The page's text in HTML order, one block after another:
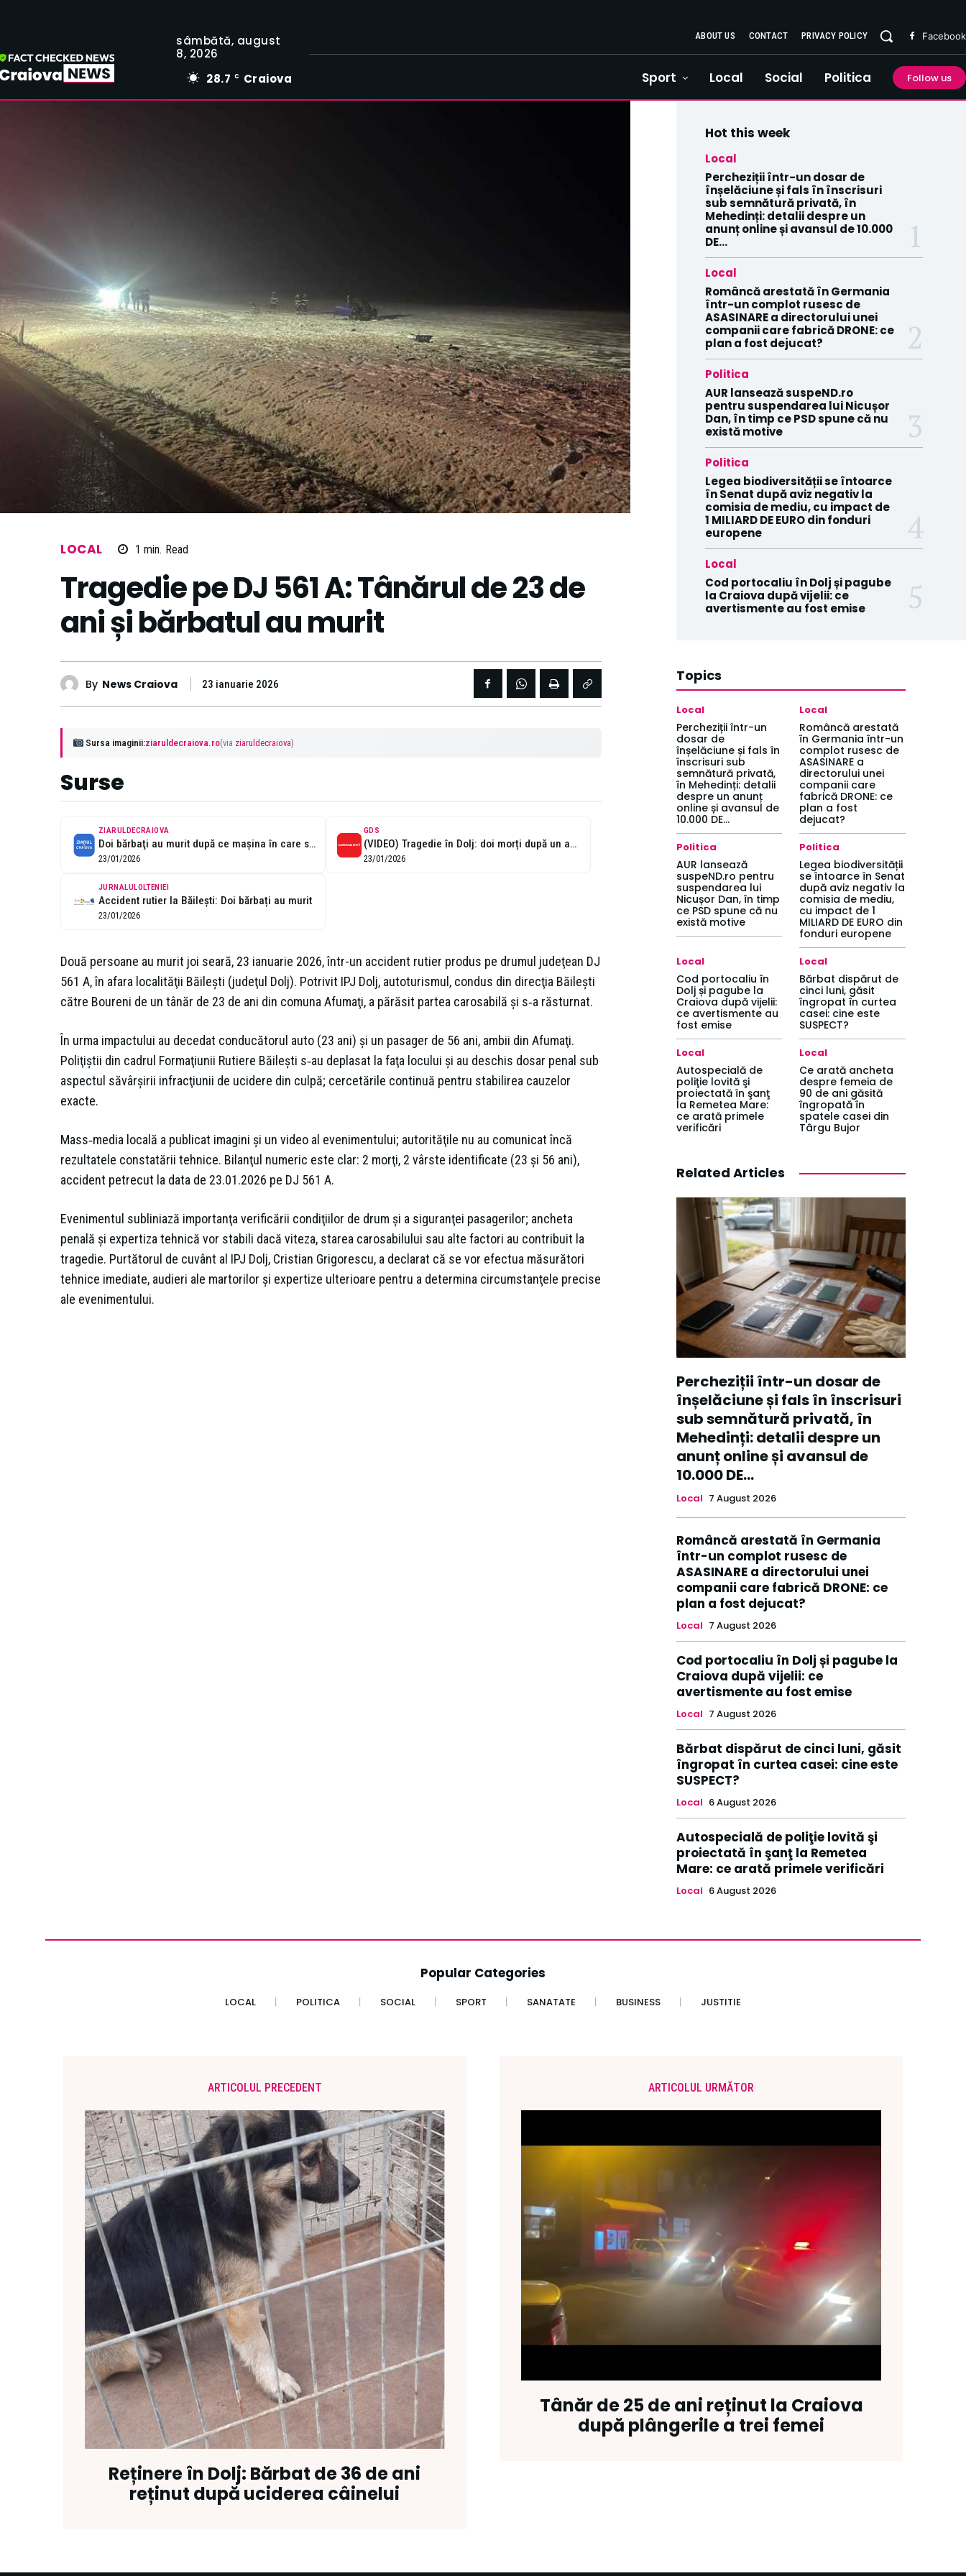
sâmbătă, august
8, 2026
28.7 C Craiova
ABOUT US CONTACT PRIVACY POLICY Facebook
Sport Local Social Politica Follow us
LOCAL 1 min. Read
Tragedie pe DJ 561 A: Tânărul de 23 de
ani și bărbatul au murit
By News Craiova 23 ianuarie 2026
Sursa imaginii:ziaruldecraiova.ro(via ziaruldecraiova)
Surse
ZIARULDECRAIOVA
Doi bărbaţi au murit după ce maşina în care se aflau s-a...
23/01/2026
GDS
(VIDEO) Tragedie în Dolj: doi morți după un accident rutier pe DJ...
23/01/2026
JURNALULOLTENIEI
Accident rutier la Băilești: Doi bărbați au murit
23/01/2026
Două persoane au murit joi seară, 23 ianuarie 2026, într-un accident rutier produs pe drumul judeţean DJ
561 A, în afara localităţii Băileşti (judeţul Dolj). Potrivit IPJ Dolj, autoturismul, condus din direcţia Băileşti
către Boureni de un tânăr de 23 de ani din comuna Afumaţi, a părăsit partea carosabilă şi s‑a răsturnat.
În urma impactului au decedat conducătorul auto (23 ani) şi un pasager de 56 ani, ambii din Afumaţi.
Poliţiştii din cadrul Formaţiunii Rutiere Băileşti s‑au deplasat la faţa locului şi au deschis dosar penal sub
aspectul săvârşirii infracţiunii de ucidere din culpă; cercetările continuă pentru stabilirea cauzelor
exacte.
Mass‑media locală a publicat imagini şi un video al evenimentului; autorităţile nu au comunicat încă
rezultatele constatării tehnice. Bilanţul numeric este clar: 2 morţi, 2 vârste identificate (23 şi 56 ani),
accident petrecut la data de 23.01.2026 pe DJ 561 A.
Evenimentul subliniază importanţa verificării condiţiilor de drum şi a siguranţei pasagerilor; ancheta
penală şi expertiza tehnică vor stabili dacă viteza, starea carosabilului sau alte factori au contribuit la
tragedie. Purtătorul de cuvânt al IPJ Dolj, Cristian Grigorescu, a declarat că se vor efectua măsurători
tehnice imediate, audieri ale martorilor şi expertize ulterioare pentru a determina circumstanţele precise
ale evenimentului.
Hot this week
Local
Percheziții într-un dosar de
înșelăciune și fals în înscrisuri
sub semnătură privată, în
Mehedinți: detalii despre un
anunț online și avansul de 10.000
DE...
Local
Româncă arestată în Germania
într-un complot rusesc de
ASASINARE a directorului unei
companii care fabrică DRONE: ce
plan a fost dejucat?
Politica
AUR lansează suspeND.ro
pentru suspendarea lui Nicușor
Dan, în timp ce PSD spune că nu
există motive
Politica
Legea biodiversității se întoarce
în Senat după aviz negativ la
comisia de mediu, cu impact de
1 MILIARD DE EURO din fonduri
europene
Local
Cod portocaliu în Dolj și pagube
la Craiova după vijelii: ce
avertismente au fost emise
Topics
Local
Percheziții într-un
dosar de
înșelăciune și fals în
înscrisuri sub
semnătură privată,
în Mehedinți: detalii
despre un anunț
online și avansul de
10.000 DE...
Local
Româncă arestată
în Germania într-un
complot rusesc de
ASASINARE a
directorului unei
companii care
fabrică DRONE: ce
plan a fost
dejucat?
Politica
AUR lansează
suspeND.ro pentru
suspendarea lui
Nicușor Dan, în timp
ce PSD spune că nu
există motive
Politica
Legea biodiversității
se întoarce în Senat
după aviz negativ la
comisia de mediu,
cu impact de 1
MILIARD DE EURO din
fonduri europene
Local
Cod portocaliu în
Dolj și pagube la
Craiova după vijelii:
ce avertismente au
fost emise
Local
Bărbat dispărut de
cinci luni, găsit
îngropat în curtea
casei: cine este
SUSPECT?
Local
Autospecială de
poliţie lovită şi
proiectată în şanţ
la Remetea Mare:
ce arată primele
verificări
Local
Ce arată ancheta
despre femeia de
90 de ani găsită
îngropată în
spatele casei din
Târgu Bujor
Related Articles
Percheziții într-un dosar de
înșelăciune și fals în înscrisuri
sub semnătură privată, în
Mehedinți: detalii despre un
anunț online și avansul de
10.000 DE...
Local 7 August 2026
Româncă arestată în Germania
într-un complot rusesc de
ASASINARE a directorului unei
companii care fabrică DRONE: ce
plan a fost dejucat?
Local 7 August 2026
Cod portocaliu în Dolj și pagube la
Craiova după vijelii: ce
avertismente au fost emise
Local 7 August 2026
Bărbat dispărut de cinci luni, găsit
îngropat în curtea casei: cine este
SUSPECT?
Local 6 August 2026
Autospecială de poliţie lovită şi
proiectată în şanţ la Remetea
Mare: ce arată primele verificări
Local 6 August 2026
Popular Categories
LOCAL POLITICA SOCIAL SPORT SANATATE BUSINESS JUSTITIE
ARTICOLUL PRECEDENT
Reținere în Dolj: Bărbat de 36 de ani
reținut după uciderea câinelui
ARTICOLUL URMĂTOR
Tânăr de 25 de ani reținut la Craiova
după plângerile a trei femei